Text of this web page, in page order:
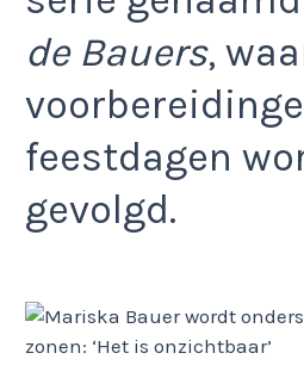
de Bauers,
feestdagen
gevolgd.